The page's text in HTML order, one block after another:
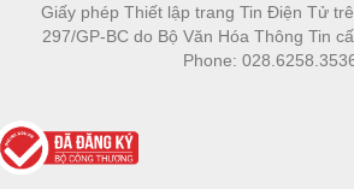
Giấy phép Thiết lập trang Tin Điện Tử
297/GP-BC do Bộ Văn Hóa Thông Tin
Phone: